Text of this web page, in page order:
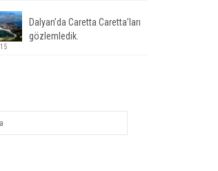
Dalyan’da Caretta Caretta’ları
gözlemledik.